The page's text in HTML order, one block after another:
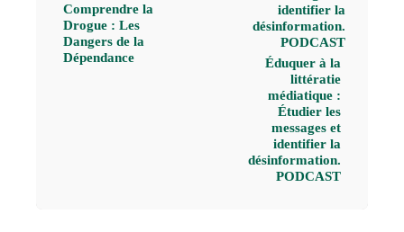
Comprendre la
Drogue : Les
Dangers de la
Dépendance
Éduquer à la
littératie
médiatique :
Étudier les
messages et
identifier la
désinformation.
PODCAST